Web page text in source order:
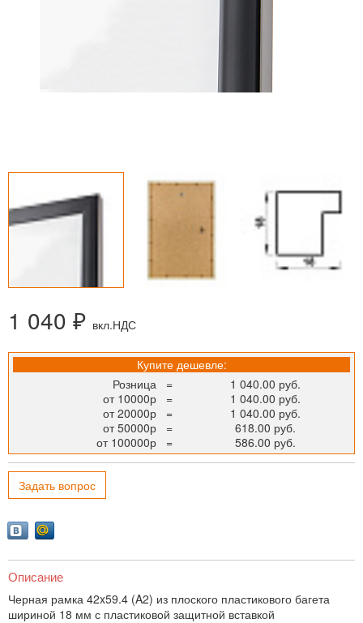
1 040 ₽ вкл.НДС
Купите дешевле:
Розница
=
1 040.00 руб.
от 10000р
=
1 040.00 руб.
от 20000р
=
1 040.00 руб.
от 50000р
=
618.00 руб.
от 100000р
= 586.00 руб.
Задать вопрос
Описание
Черная рамка 42x59.4 (A2) из плоского пластикового багета
шириной 18 мм с пластиковой защитной вставкой